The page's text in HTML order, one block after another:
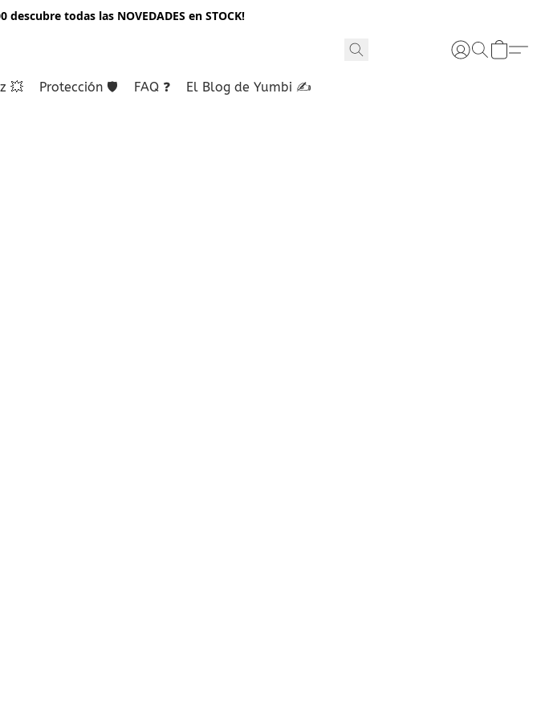
descubre todas las NOVEDADES en STOCK!
💥 Protección 🛡️ FAQ ❓ El Blog de Yumbi ✍️